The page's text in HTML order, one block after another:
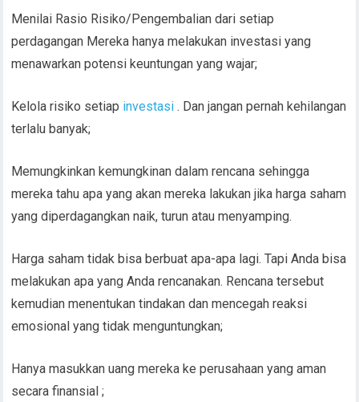
Menilai Rasio Risiko/Pengembalian dari setiap
perdagangan Mereka hanya melakukan investasi yang
menawarkan potensi keuntungan yang wajar;
Kelola risiko setiap investasi . Dan jangan pernah kehilangan
terlalu banyak;
Memungkinkan kemungkinan dalam rencana sehingga
mereka tahu apa yang akan mereka lakukan jika harga saham
yang diperdagangkan naik, turun atau menyamping.
Harga saham tidak bisa berbuat apa-apa lagi. Tapi Anda bisa
melakukan apa yang Anda rencanakan. Rencana tersebut
kemudian menentukan tindakan dan mencegah reaksi
emosional yang tidak menguntungkan;
Hanya masukkan uang mereka ke perusahaan yang aman
secara finansial ;